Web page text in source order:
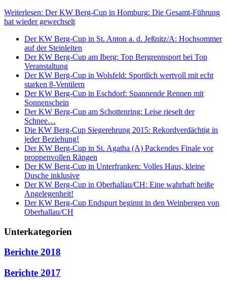
Weiterlesen: Der KW Berg-Cup in Homburg: Die Gesamt-Führung
hat wieder gewechselt
Der KW Berg-Cup in St. Anton a. d. Jeßnitz/A: Hochsommer
auf der Steinleiten
Der KW Berg-Cup am Iberg: Top Bergrennsport bei Top
Veranstaltung
Der KW Berg-Cup in Wolsfeld: Sportlich wertvoll mit echt
starken 8-Ventilern
Der KW Berg-Cup in Eschdorf: Spannende Rennen mit
Sonnenschein
Der KW Berg-Cup am Schottenring: Leise rieselt der
Schnee…
Die KW Berg-Cup Siegerehrung 2015: Rekordverdächtig in
jeder Beziehung!
Der KW Berg-Cup in St. Agatha (A) Packendes Finale vor
proppenvollen Rängen
Der KW Berg-Cup in Unterfranken: Volles Haus, kleine
Dusche inklusive
Der KW Berg-Cup in Oberhallau/CH: Eine wahrhaft heiße
Angelegenheit!
Der KW Berg-Cup Endspurt beginnt in den Weinbergen von
Oberhallau/CH
Unterkategorien
Berichte 2018
Berichte 2017